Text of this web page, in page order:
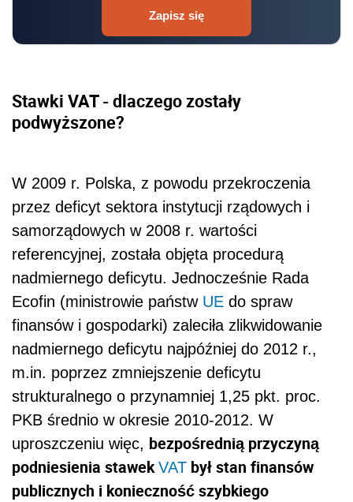
Zapisz się
Stawki VAT - dlaczego zostały
podwyższone?
W 2009 r. Polska, z powodu przekroczenia
przez deficyt sektora instytucji rządowych i
samorządowych w 2008 r. wartości
referencyjnej, została objęta procedurą
nadmiernego deficytu. Jednocześnie Rada
Ecofin (ministrowie państw UE do spraw
finansów i gospodarki) zaleciła zlikwidowanie
nadmiernego deficytu najpóźniej do 2012 r.,
m.in. poprzez zmniejszenie deficytu
strukturalnego o przynamniej 1,25 pkt. proc.
PKB średnio w okresie 2010-2012. W
uproszczeniu więc, bezpośrednią przyczyną
podniesienia stawekVAT był stan finansów
publicznych i konieczność szybkiego